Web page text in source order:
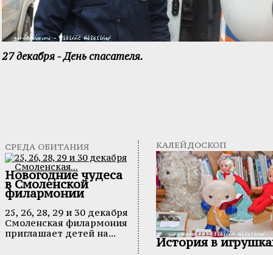
27 декабря - День спасателя.
СРЕДА ОБИТАНИЯ
Новогодние чудеса
в Смоленской
филармонии
25, 26, 28, 29 и 30 декабря
Смоленская филармония
приглашает детей на...
КАЛЕЙДОСКОП
История в